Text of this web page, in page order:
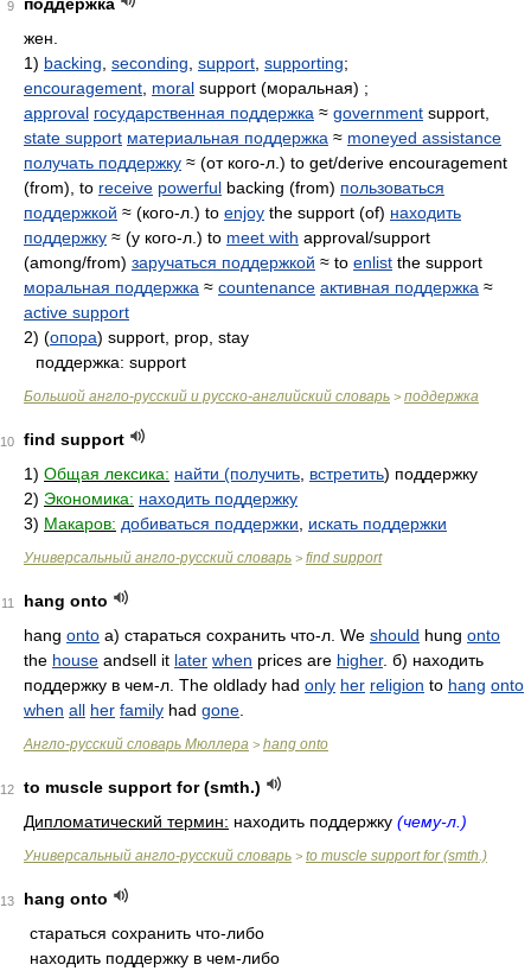
9
жен.
1) backing seconding support supporting;
encouragement moral support (моральная) ;
approval государственная поддержка ≈ government support,
state support материальная поддержка ≈ moneyed assistance
получать поддержку ≈ (от кого-л.) to get/derive encouragement
(from), to receive powerful backing (from) пользоваться
поддержкой ≈ (кого-л.) to enjoy the support (of) находить
поддержку ≈ (у кого-л.) to meet with approval/support
(among/from) заручаться поддержкой ≈ to enlist the support
моральная поддержка ≈ countenance активная поддержка ≈
active support
2) (опора) support, prop, stay
поддержка: support
Большой англо-русский и русско-английский словарь > поддержка
10
find support
1) Общая лексика: найти (получить встретить) поддержку
2) Экономика: находить поддержку
3) Макаров: добиваться поддержки искать поддержки
Универсальный англо-русский словарь > find support
11
hang onto
hang onto а) стараться сохранить что-л. We should hung onto
the house andsell it later when prices are higher. б) находить
поддержку в чем-л. The oldlady had only her religion to hang onto
when all her family had gone
Англо-русский словарь Мюллера > hang onto
12
to muscle support for (smth.)
Дипломатический термин: находить поддержку (чему-л.)
Универсальный англо-русский словарь > to muscle support for (smth.)
13
hang onto
стараться сохранить что-либо
находить поддержку в чем-либо